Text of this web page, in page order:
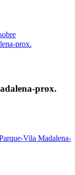
prox.
prox.
Vila Madalena-